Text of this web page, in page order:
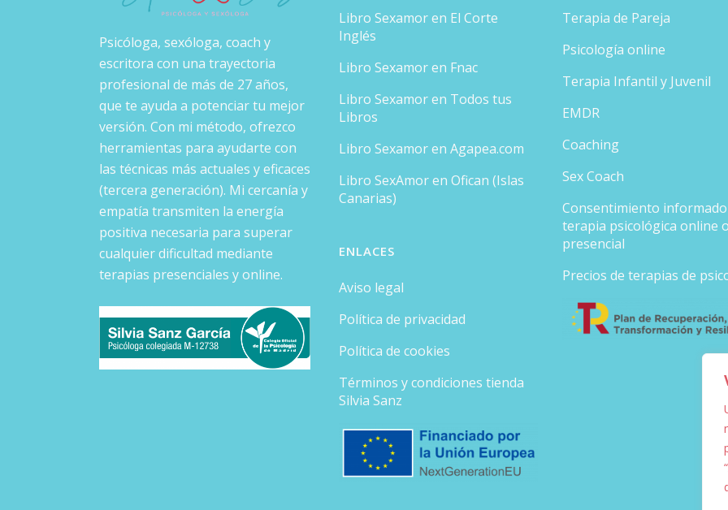
Psicóloga, sexóloga, coach y
escritora con una trayectoria
profesional de más de 27 años,
que te ayuda a potenciar tu mejor
versión. Con mi método, ofrezco
herramientas para ayudarte con
las técnicas más actuales y eficaces
(tercera generación). Mi cercanía y
empatía transmiten la energía
positiva necesaria para superar
cualquier dificultad mediante
terapias presenciales y online.
Libro Sexamor en El Corte
Inglés
Libro Sexamor en Fnac
Libro Sexamor en Todos tus
Libros
Libro Sexamor en Agapea.com
Libro SexAmor en Ofican (Islas
Canarias)
ENLACES
Aviso legal
Política de privacidad
Política de cookies
Términos y condiciones tienda
Silvia Sanz
Terapia de Pareja
Psicología online
Terapia Infantil y Juvenil
EMDR
Coaching
Sex Coach
Consentimiento informado
terapia psicológica online o
presencial
Precios de terapias de